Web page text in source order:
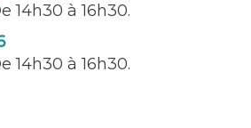
14h30 à 16h30.
14h30 à 16h30.